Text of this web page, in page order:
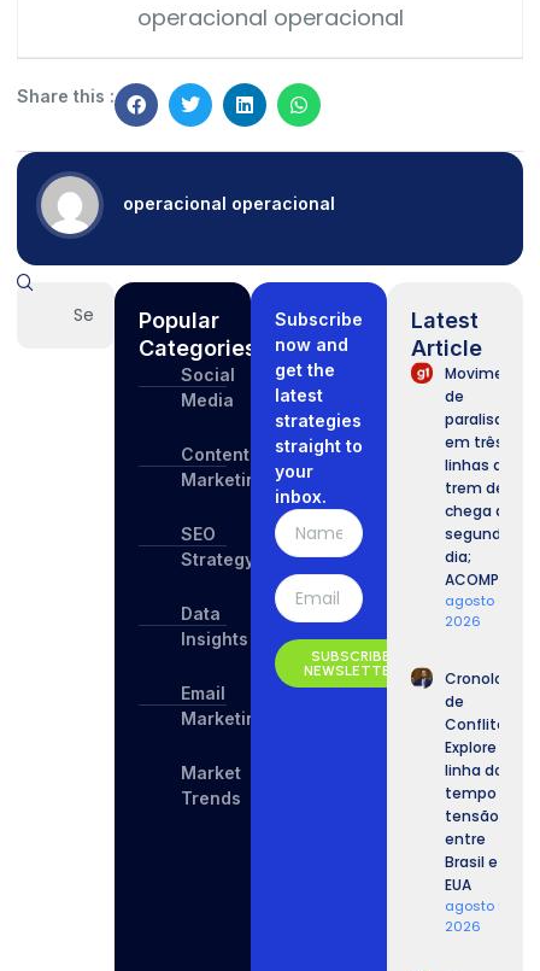
operacional operacional
Share this :
operacional operacional
Popular
Categories
Social
Media
Content
Marketing
SEO
Strategy
Data
Insights
Email
Marketing
Market
Trends
Subscribe
now and
get the
latest
strategies
straight to
your
inbox.
SUBSCRIBE
NEWSLETTER
Latest
Article
Movimento
de
paralisação
em três
linhas de
trem de SP
chega ao
segundo
dia;
ACOMPANHE.
agosto 6,
2026
Cronologia
de
Conflitos:
Explore a
linha do
tempo da
tensão
entre
Brasil e
EUA
agosto 5,
2026